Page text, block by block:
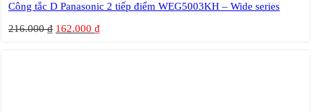
Công tắc D Panasonic 2 tiếp điểm WEG5003KH – Wide series
216.000₫ 162.000 ₫